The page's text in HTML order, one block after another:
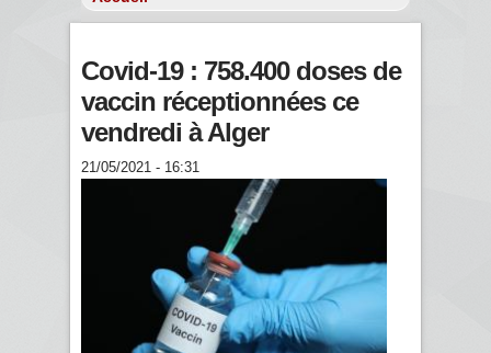
Covid-19 : 758.400 doses de
vaccin réceptionnées ce
vendredi à Alger
21/05/2021 - 16:31